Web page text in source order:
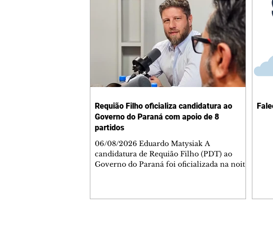
Requião Filho oficializa candidatura ao
Governo do Paraná com apoio de 8
partidos
06/08/2026 Eduardo Matysiak A
candidatura de Requião Filho (PDT) ao
Governo do Paraná foi oficializada na noite